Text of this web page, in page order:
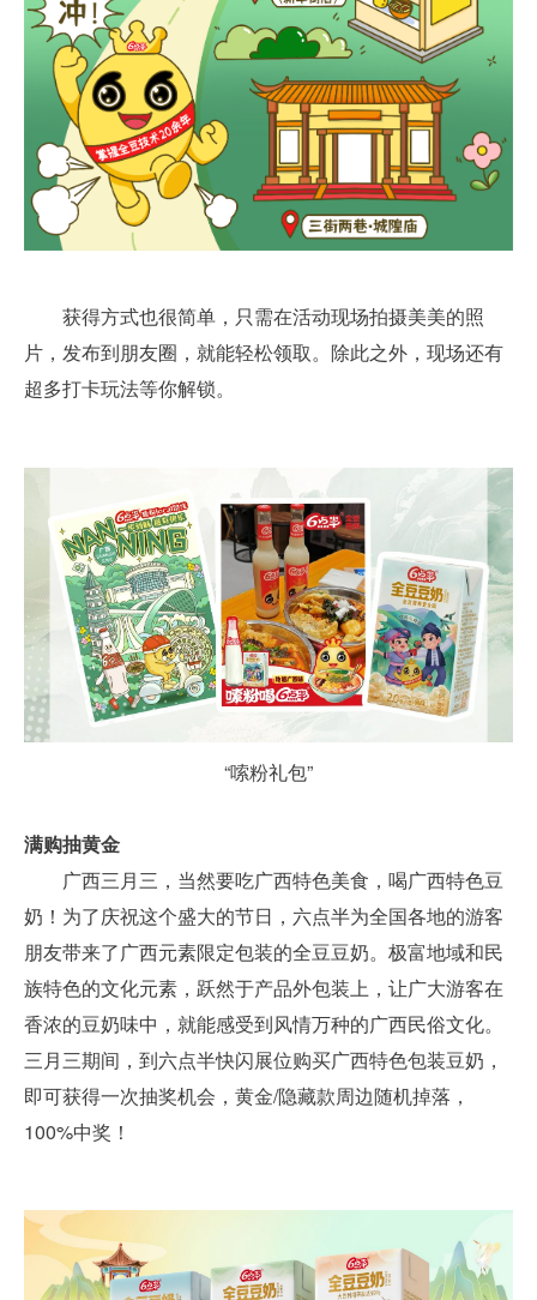
获得方式也很简单，只需在活动现场拍摄美美的照
片，发布到朋友圈，就能轻松领取。除此之外，现场还有
超多打卡玩法等你解锁。
“嗦粉礼包”
满购抽黄金
广西三月三，当然要吃广西特色美食，喝广西特色豆
奶！为了庆祝这个盛大的节日，六点半为全国各地的游客
朋友带来了广西元素限定包装的全豆豆奶。极富地域和民
族特色的文化元素，跃然于产品外包装上，让广大游客在
香浓的豆奶味中，就能感受到风情万种的广西民俗文化。
三月三期间，到六点半快闪展位购买广西特色包装豆奶，
即可获得一次抽奖机会，黄金/隐藏款周边随机掉落，
100%中奖！